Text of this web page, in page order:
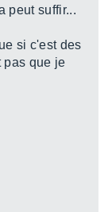
peut suffir...
si c'est des
pas que je